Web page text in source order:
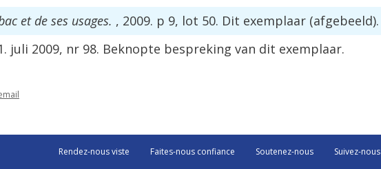
et de ses usages. , 2009. p 9, lot 50. Dit exemplaar (afgebeeld).
. juli 2009, nr 98. Beknopte bespreking van dit exemplaar.
Rendez-nous viste Faites-nous confiance Soutenez-nous Suivez-nous